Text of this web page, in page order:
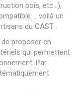
bois, etc…),
voilà un
du CAST .
proposer en
qui permettent
Par